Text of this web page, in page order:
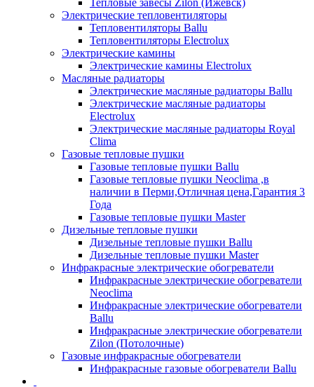
Тепловые завесы Zilon (Ижевск)
Электрические тепловентиляторы
Тепловентиляторы Ballu
Тепловентиляторы Electrolux
Электрические камины
Электрические камины Electrolux
Масляные радиаторы
Электрические масляные радиаторы Ballu
Электрические масляные радиаторы
Electrolux
Электрические масляные радиаторы Royal
Clima
Газовые тепловые пушки
Газовые тепловые пушки Ballu
Газовые тепловые пушки Neoclima ,в
наличии в Перми,Отличная цена,Гарантия 3
Года
Газовые тепловые пушки Master
Дизельные тепловые пушки
Дизельные тепловые пушки Ballu
Дизельные тепловые пушки Master
Инфракрасные электрические обогреватели
Инфракрасные электрические обогреватели
Neoclima
Инфракрасные электрические обогреватели
Ballu
Инфракрасные электрические обогреватели
Zilon (Потолочные)
Газовые инфракрасные обогреватели
Инфракрасные газовые обогреватели Ballu